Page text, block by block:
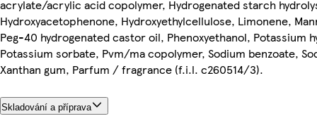
acrylate/acrylic acid copolymer, Hydrogenated starch
Hydroxyacetophenone, Hydroxyethylcellulose, Limonene,
Peg-40 hydrogenated castor oil, Phenoxyethanol, Potassium
Potassium sorbate, Pvm/ma copolymer, Sodium benzoate,
Xanthan gum, Parfum / fragrance (f.i.l. c260514/3).
Skladování a příprava